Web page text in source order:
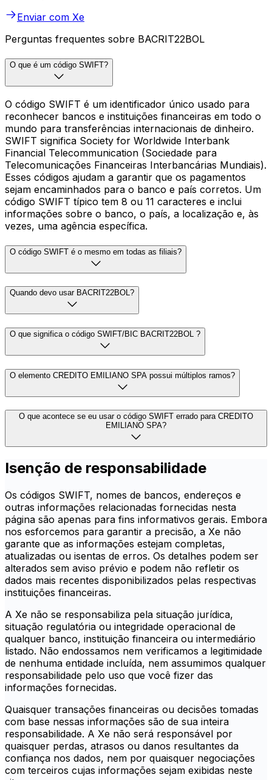
Enviar com Xe
Perguntas frequentes sobre BACRIT22BOL
O que é um código SWIFT?
O código SWIFT é um identificador único usado para
reconhecer bancos e instituições financeiras em todo o
mundo para transferências internacionais de dinheiro.
SWIFT significa Society for Worldwide Interbank
Financial Telecommunication (Sociedade para
Telecomunicações Financeiras Interbancárias Mundiais).
Esses códigos ajudam a garantir que os pagamentos
sejam encaminhados para o banco e país corretos. Um
código SWIFT típico tem 8 ou 11 caracteres e inclui
informações sobre o banco, o país, a localização e, às
vezes, uma agência específica.
O código SWIFT é o mesmo em todas as filiais?
Quando devo usar BACRIT22BOL?
O que significa o código SWIFT/BIC BACRIT22BOL ?
O elemento CREDITO EMILIANO SPA possui múltiplos ramos?
O que acontece se eu usar o código SWIFT errado para CREDITO
EMILIANO SPA?
Isenção de responsabilidade
Os códigos SWIFT, nomes de bancos, endereços e
outras informações relacionadas fornecidas nesta
página são apenas para fins informativos gerais. Embora
nos esforcemos para garantir a precisão, a Xe não
garante que as informações estejam completas,
atualizadas ou isentas de erros. Os detalhes podem ser
alterados sem aviso prévio e podem não refletir os
dados mais recentes disponibilizados pelas respectivas
instituições financeiras.
A Xe não se responsabiliza pela situação jurídica,
situação regulatória ou integridade operacional de
qualquer banco, instituição financeira ou intermediário
listado. Não endossamos nem verificamos a legitimidade
de nenhuma entidade incluída, nem assumimos qualquer
responsabilidade pelo uso que você fizer das
informações fornecidas.
Quaisquer transações financeiras ou decisões tomadas
com base nessas informações são de sua inteira
responsabilidade. A Xe não será responsável por
quaisquer perdas, atrasos ou danos resultantes da
confiança nos dados, nem por quaisquer negociações
com terceiros cujas informações sejam exibidas neste